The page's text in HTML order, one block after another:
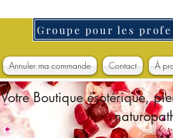
Annuler ma commande Contact À
Votre Boutique ésotérique,